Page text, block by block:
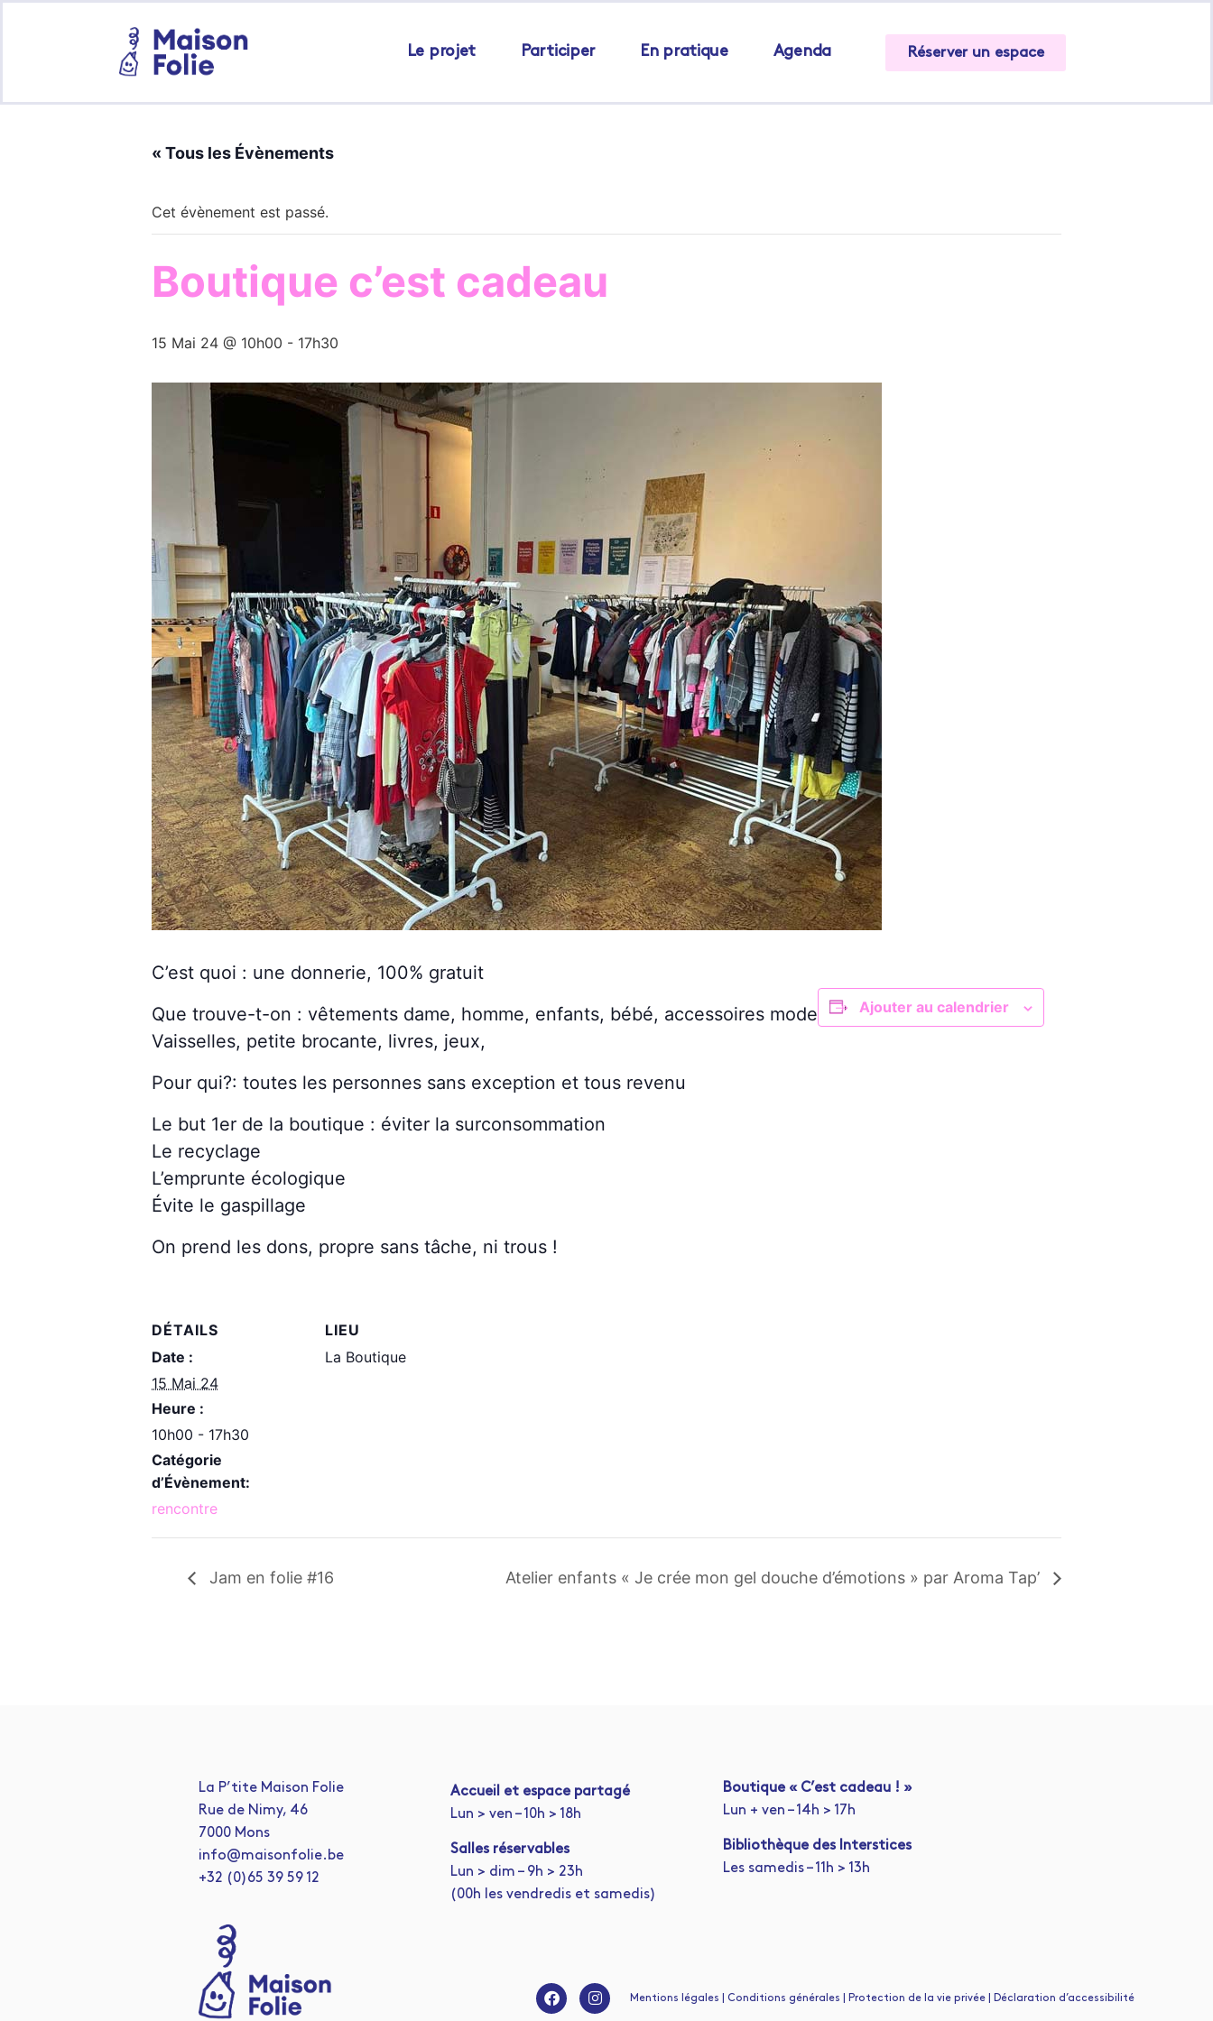
Le projet Participer En pratique Agenda Réserver un espace
« Tous les Évènements
Cet évènement est passé.
Boutique c’est cadeau
15 Mai 24 @ 10h00 - 17h30
C’est quoi : une donnerie, 100% gratuit
Que trouve-t-on : vêtements dame, homme, enfants, bébé, accessoires mode
Vaisselles, petite brocante, livres, jeux,
Pour qui?: toutes les personnes sans exception et tous revenu
Le but 1er de la boutique : éviter la surconsommation
Le recyclage
L’emprunte écologique
Évite le gaspillage
On prend les dons, propre sans tâche, ni trous !
Ajouter au calendrier
DÉTAILS
Date :
15 Mai 24
Heure :
10h00 - 17h30
Catégorie
d’Évènement:
rencontre
LIEU
La Boutique
Jam en folie #16 Atelier enfants « Je crée mon gel douche d’émotions » par Aroma Tap’
La P’tite Maison Folie
Rue de Nimy, 46
7000 Mons
info@maisonfolie.be
+32 (0)65 39 59 12
Accueil et espace partagé
Lun > ven – 10h > 18h
Salles réservables
Lun > dim – 9h > 23h
(00h les vendredis et samedis)
Boutique « C’est cadeau ! »
Lun + ven – 14h > 17h
Bibliothèque des Interstices
Les samedis – 11h > 13h
Mentions légales | Conditions générales | Protection de la vie privée | Déclaration d’accessibilité